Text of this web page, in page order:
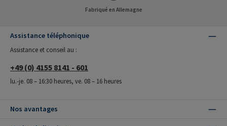
Fabriqué en Allemagne
Assistance téléphonique
Assistance et conseil au :
+49 (0) 4155 8141 - 601
lu.-je. 08 – 16:30 heures, ve. 08 – 16 heures
Nos avantages